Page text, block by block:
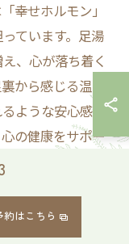
幸せホルモン」
ています。足湯
、心が落ち着く
から感じる温か
ような安心感が
の健康をサポー
響を与えるた
約はこちら